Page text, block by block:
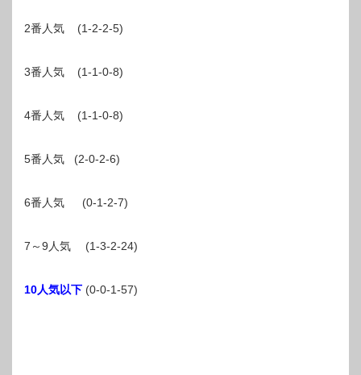
2番人気 (1-2-2-5)
3番人気 (1-1-0-8)
4番人気 (1-1-0-8)
5番人気 (2-0-2-6)
6番人気 (0-1-2-7)
7～9人気 (1-3-2-24)
10人気以下 (0-0-1-57)